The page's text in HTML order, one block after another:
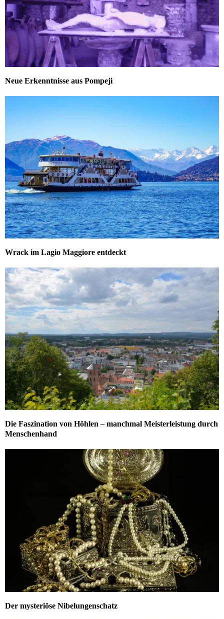
Neue Erkenntnisse aus Pompeji
Wrack im Lagio Maggiore entdeckt
Die Faszination von Höhlen – manchmal Meisterleistung durch
Menschenhand
Der mysteriöse Nibelungenschatz